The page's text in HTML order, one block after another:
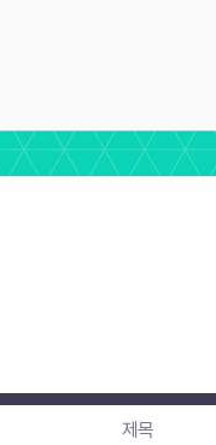
제목